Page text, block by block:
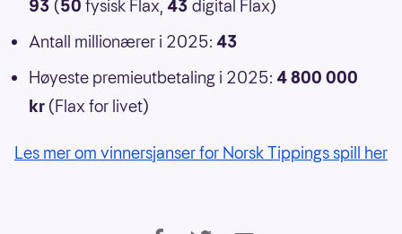
93 (50 fysisk Flax, 43 digital Flax)
Antall millionærer i 2025: 43
Høyeste premieutbetaling i 2025: 4 800 000
kr (Flax for livet)
Les mer om vinnersjanser for Norsk Tippings spill her